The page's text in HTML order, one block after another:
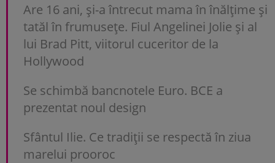
Are 16 ani, și-a întrecut mama în înălțime și
tatăl în frumusețe. Fiul Angelinei Jolie și al
lui Brad Pitt, viitorul cuceritor de la
Hollywood
Se schimbă bancnotele Euro. BCE a
prezentat noul design
Sfântul Ilie. Ce tradiții se respectă în ziua
marelui prooroc